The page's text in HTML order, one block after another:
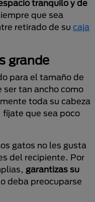
tranquilo y de
que sea
retirado de su caja
grande
para el tamaño de
ser tan ancho como
toda su cabeza
fíjate que sea poco
gatos no les gusta
del recipiente. Por
garantizas su
deba preocuparse